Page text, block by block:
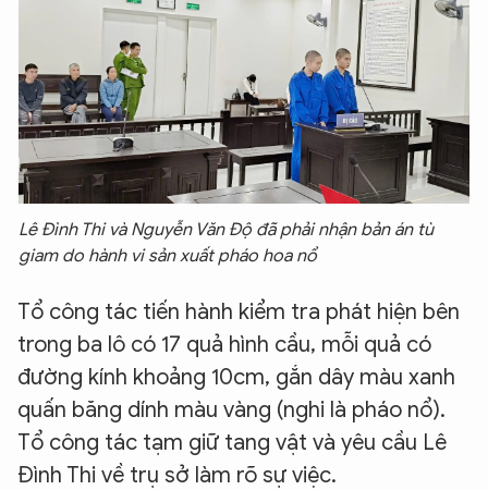
Lê Đình Thi và Nguyễn Văn Độ đã phải nhận bản án tù
giam do hành vi sản xuất pháo hoa nổ
Tổ công tác tiến hành kiểm tra phát hiện bên
trong ba lô có 17 quả hình cầu, mỗi quả có
đường kính khoảng 10cm, gắn dây màu xanh
quấn băng dính màu vàng (nghi là pháo nổ).
Tổ công tác tạm giữ tang vật và yêu cầu Lê
Đình Thi về trụ sở làm rõ sự việc.